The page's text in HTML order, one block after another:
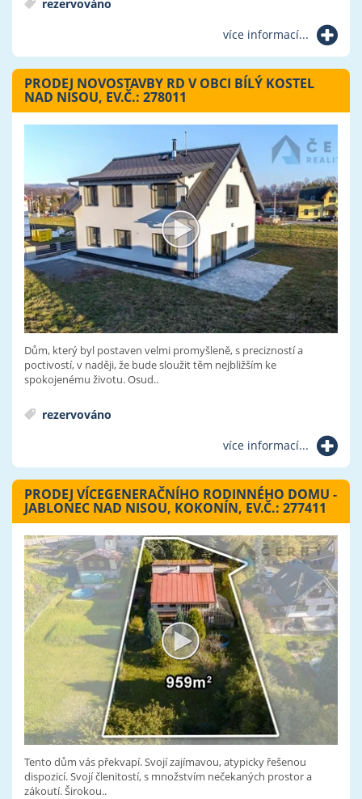
rezervováno
více informací...
PRODEJ NOVOSTAVBY RD V OBCI BÍLÝ KOSTEL
NAD NISOU, EV.Č.: 278011
Dům, který byl postaven velmi promyšleně, s precizností a
poctivostí, v naději, že bude sloužit těm nejbližším ke
spokojenému životu. Osud..
rezervováno
více informací...
PRODEJ VÍCEGENERAČNÍHO RODINNÉHO DOMU -
JABLONEC NAD NISOU, KOKONÍN, EV.Č.: 277411
Tento dům vás překvapí. Svojí zajímavou, atypicky řešenou
dispozicí. Svojí členitostí, s množstvím nečekaných prostor a
zákoutí. Širokou..